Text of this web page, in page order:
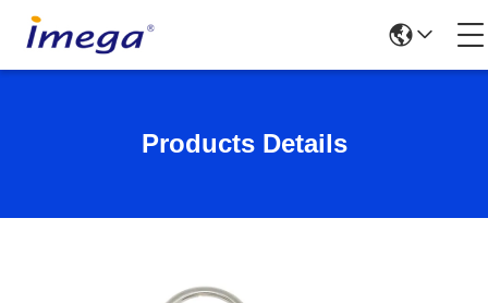
Products Details